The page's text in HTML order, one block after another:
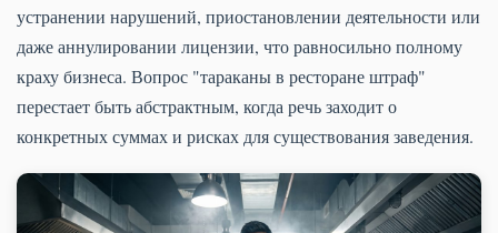
устранении нарушений, приостановлении деятельности или
даже аннулировании лицензии, что равносильно полному
краху бизнеса. Вопрос "тараканы в ресторане штраф"
перестает быть абстрактным, когда речь заходит о
конкретных суммах и рисках для существования заведения.